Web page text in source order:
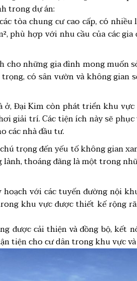
trong dự án:
tòa chung cư cao cấp, có
phù hợp với nhu cầu của các
cho những gia đình mong muốn
có sân vườn và không
ở, Đại Kim còn phát triển khu
giải trí. Các tiện ích này sẽ
các nhà đầu tư.
trọng đến yếu tố không gian
thoáng đãng là một trong
với các tuyến đường nội
khu vực được thiết kế rộng
được cải thiện và đồng bộ, kết
tiện cho cư dân trong khu vực